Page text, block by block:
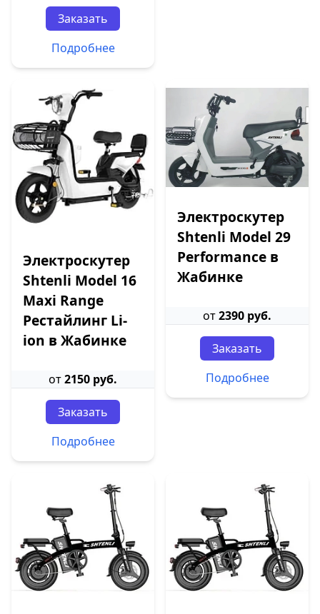
Заказать
Подробнее
Электроскутер
Shtenli Model 16
Maxi Range
Рестайлинг Li-
ion в Жабинке
от2150 руб.
Заказать
Подробнее
Электроскутер
Shtenli Model 29
Performance в
Жабинке
от2390 руб.
Заказать
Подробнее